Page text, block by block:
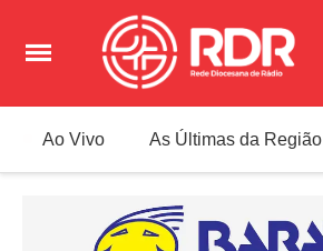
Ao Vivo As Últimas da Região